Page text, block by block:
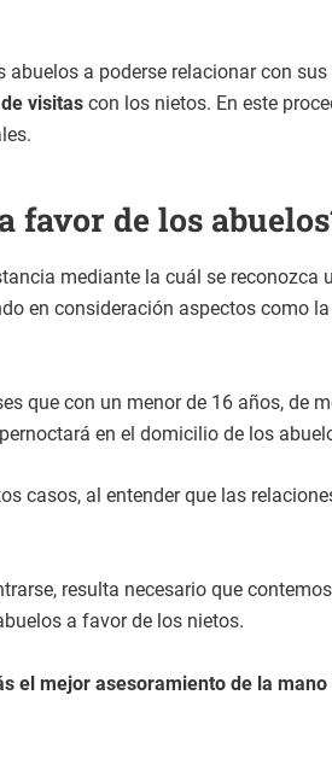
a poderse relacionar con
visitas con los nietos. En este
favor de los
mediante la cuál se reconozca
en consideración aspectos como
que con un menor de 16 años, de
en el domicilio de los
casos, al entender que las
resulta necesario que
a favor de los nietos.
el mejor asesoramiento de la